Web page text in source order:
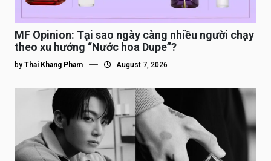
MF Opinion: Tại sao ngày càng nhiều người chạy
theo xu hướng “Nước hoa Dupe”?
by Thai Khang Pham August 7, 2026